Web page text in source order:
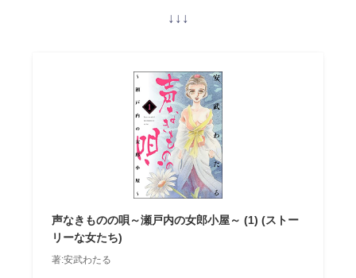
↓↓↓
声なきものの唄～瀬戸内の女郎小屋～ (1) (ストー
リーな女たち)
著:安武わたる